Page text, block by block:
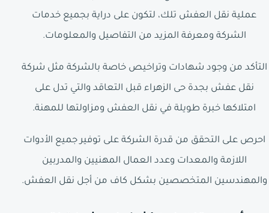
عملية نقل العفش تلك، لتكون على دراية بجميع خدمات
الشركة ومعرفة المزيد من التفاصيل والمعلومات.
التأكد من وجود شهادات وتراخيص خاصة بالشركة مثل شركة
نقل عفش بجدة حى الزهراء قبل التعاقد والتي تدل على
امتلاكها خبرة طويلة في نقل العفش ومزاولتها للمهنة.
احرص على التحقق من قدرة الشركة على توفير جميع الأدوات
اللازمة والمعدات وعدد العمال المهنيين والمدربين
والمهندسين المتخصصين بشكل كاف من أجل نقل العفش.